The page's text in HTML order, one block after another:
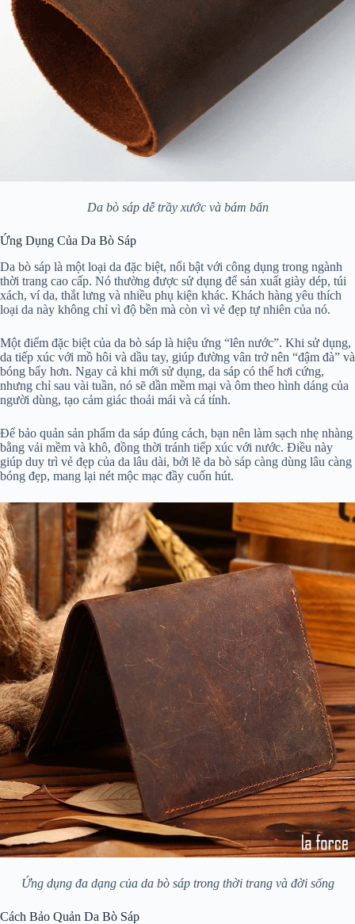
Da bò sáp dễ trầy xước và bám bẩn
Ứng Dụng Của Da Bò Sáp
Da bò sáp là một loại da đặc biệt, nổi bật với công dụng trong ngành
thời trang cao cấp. Nó thường được sử dụng để sản xuất giày dép, túi
xách, ví da, thắt lưng và nhiều phụ kiện khác. Khách hàng yêu thích
loại da này không chỉ vì độ bền mà còn vì vẻ đẹp tự nhiên của nó.
Một điểm đặc biệt của da bò sáp là hiệu ứng “lên nước”. Khi sử dụng,
da tiếp xúc với mồ hôi và dầu tay, giúp đường vân trở nên “đậm đà” và
bóng bẩy hơn. Ngay cả khi mới sử dụng, da sáp có thể hơi cứng,
nhưng chỉ sau vài tuần, nó sẽ dần mềm mại và ôm theo hình dáng của
người dùng, tạo cảm giác thoải mái và cá tính.
Để bảo quản sản phẩm da sáp đúng cách, bạn nên làm sạch nhẹ nhàng
bằng vải mềm và khô, đồng thời tránh tiếp xúc với nước. Điều này
giúp duy trì vẻ đẹp của da lâu dài, bởi lẽ da bò sáp càng dùng lâu càng
bóng đẹp, mang lại nét mộc mạc đầy cuốn hút.
Ứng dụng đa dạng của da bò sáp trong thời trang và đời sống
Cách Bảo Quản Da Bò Sáp